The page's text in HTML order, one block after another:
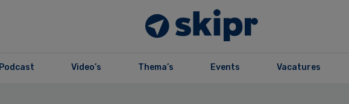
Podcast Video’s Thema’s Events Vacatures